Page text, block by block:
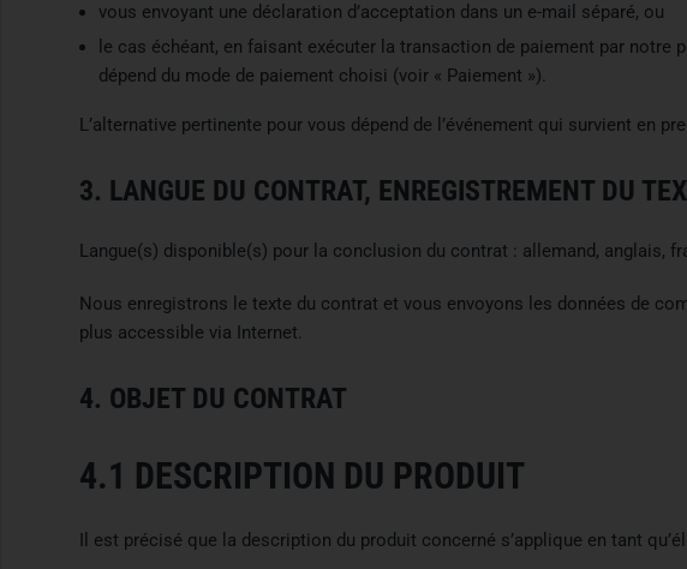
vous envoyant une déclaration d’acceptation dans un e-mail séparé, ou
le cas échéant, en faisant exécuter la transaction de paiement par
dépend du mode de paiement choisi (voir « Paiement »).
L’alternative pertinente pour vous dépend de l’événement qui survient en
3. LANGUE DU CONTRAT, ENREGISTREMENT DU
Langue(s) disponible(s) pour la conclusion du contrat : allemand, anglais,
Nous enregistrons le texte du contrat et vous envoyons les données de
plus accessible via Internet.
4. OBJET DU CONTRAT
4.1 DESCRIPTION DU PRODUIT
Il est précisé que la description du produit concerné s’applique en tant